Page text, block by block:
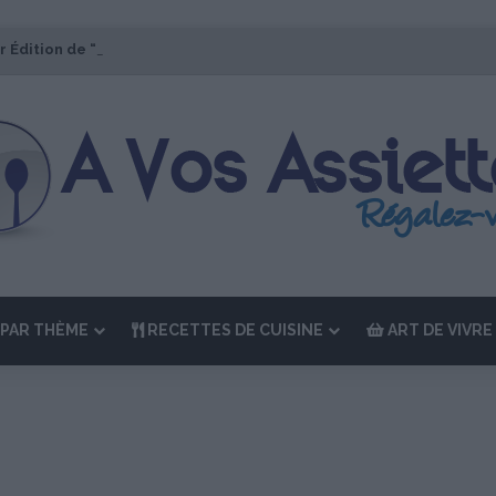
Édition de “La Semaine des Chefs” du 19 au 24 octobre 2026
THÈME RECETTES DE CUISINE ART DE VIVRE